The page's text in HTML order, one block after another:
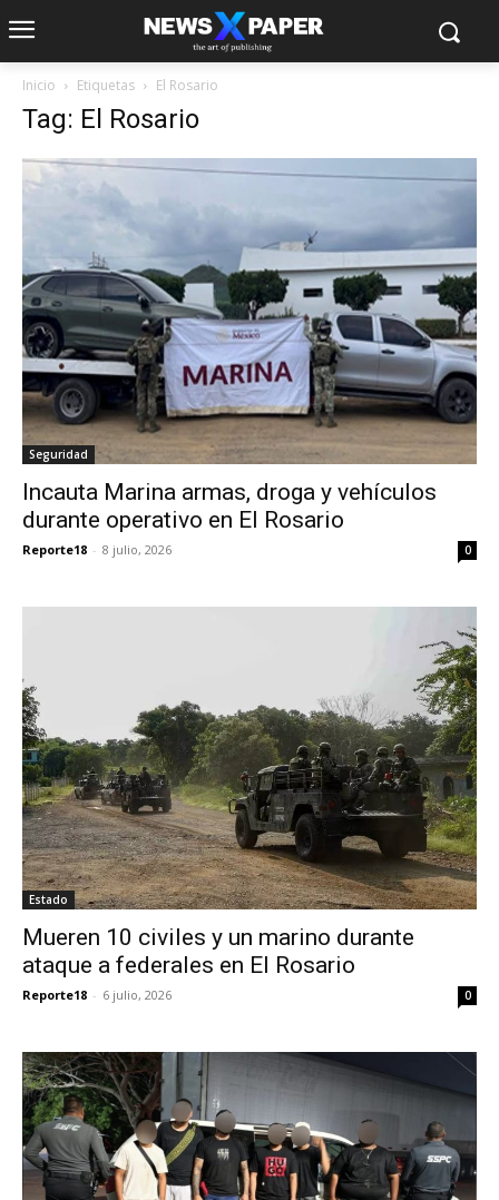
Inicio Etiquetas El Rosario
Tag: El Rosario
Seguridad
Incauta Marina armas, droga y vehículos
durante operativo en El Rosario
Reporte18 - 8 julio, 2026 0
Estado
Mueren 10 civiles y un marino durante
ataque a federales en El Rosario
Reporte18 - 6 julio, 2026 0